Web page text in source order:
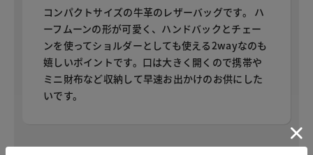
コンパクトサイズの牛革のレザーバッグです。 ハ
ーフムーンの形が可愛く、ハンドバックとチェー
ンを使ってショルダーとしても使える2wayなのも
嬉しいポイントです。口は大きく開くので携帯や
ミニ財布など収納して早速お出かけのお供にした
いです。